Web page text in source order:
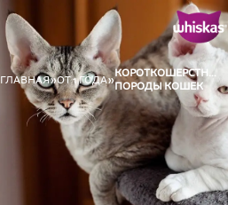
ГЛАВНАЯ ОТ 1 ГОДА КОРОТКОШЕРСТНЫЕ
ПОРОДЫ КОШЕК